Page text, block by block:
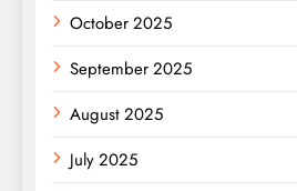
October 2025
September 2025
August 2025
July 2025